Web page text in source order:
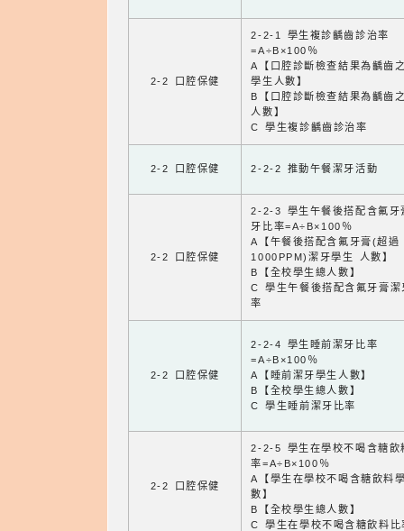
2-2 口腔保健
2-2-1 學生複診齲齒診治率
=A÷B×100％
A【口腔診斷檢查結果為齲齒
學生人數】
B【口腔診斷檢查結果為齲齒
人數】
C 學生複診齲齒診治率
2-2 口腔保健 2-2-2 推動午餐潔牙活動
2-2 口腔保健
2-2-3 學生午餐後搭配含氟牙
牙比率=A÷B×100％
A【午餐後搭配含氟牙膏(超過
1000PPM)潔牙學生 人數】
B【全校學生總人數】
C 學生午餐後搭配含氟牙膏潔
率
2-2 口腔保健
2-2-4 學生睡前潔牙比率
=A÷B×100％
A【睡前潔牙學生人數】
B【全校學生總人數】
C 學生睡前潔牙比率
2-2 口腔保健
2-2-5 學生在學校不喝含糖飲
率=A÷B×100％
A【學生在學校不喝含糖飲料
數】
B【全校學生總人數】
C 學生在學校不喝含糖飲料比